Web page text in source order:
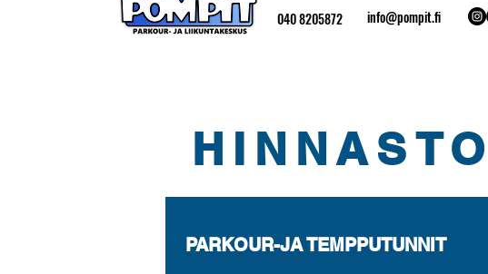
040 8205872 info@pompit.fi
PARKOUR-JA TEMPPUTUNNIT